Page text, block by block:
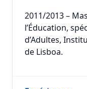
2011/2013 –
l’Éducation,
d’Adultes,
de Lisboa.